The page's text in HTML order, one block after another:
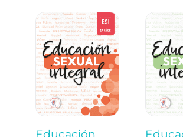
Educación